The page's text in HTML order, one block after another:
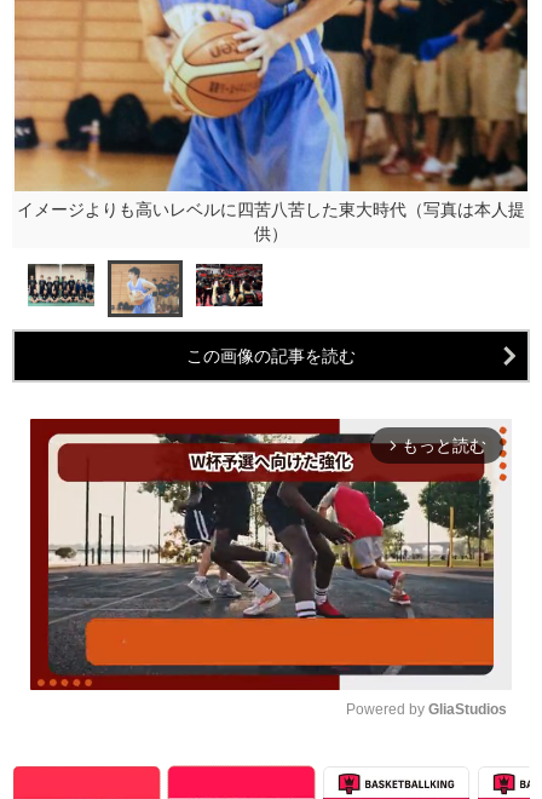
イメージよりも高いレベルに四苦八苦した東大時代（写真は本人提
供）
この画像の記事を読む
arrow_forward_ios もっと読む
Powered by GliaStudios